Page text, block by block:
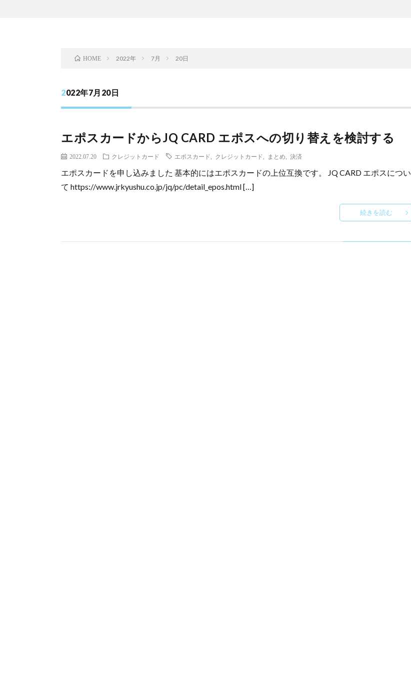
HOME 2022年 7月 20日
2022年7月20日
エポスカードからJQ CARD エポスへの切り替えを検討する
2022.07.20 クレジットカード エポスカード クレジットカード まとめ 決済
エポスカードを申し込みました 基本的にはエポスカードの上位互換です。 JQ CARD エポスについ
て https://www.jrkyushu.co.jp/jq/pc/detail_epos.html […]
続きを読む